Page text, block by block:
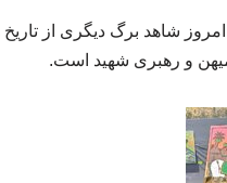
شاهد برگ دیگری از تاریخ
میهن و رهبری شهید است.